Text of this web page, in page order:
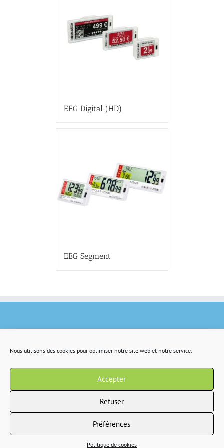
Nous utilisons des cookies pour optimiser notre site web et notre service.
Accepter
Refuser
Préférences
Politique de cookies
EEG Digital (HD)
EEG Segment
Copyright 2022 IR2S tous droits résservés |CGV|